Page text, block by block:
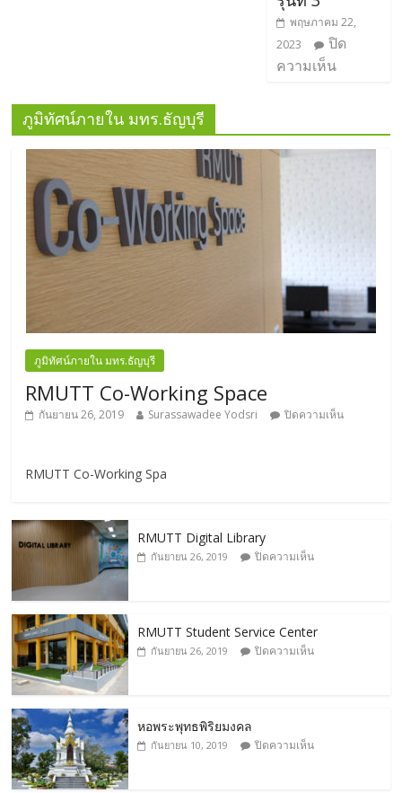
พฤษภาคม 22,
2023
ปิด
ความเห็น
ภูมิทัศน์ภายใน มทร.ธัญบุรี
ภูมิทัศน์ภายใน มทร.ธัญบุรี
RMUTT Co-Working Space
กันยายน 26, 2019 Surassawadee Yodsri ปิดความเห็น
RMUTT Co-Working Spa
RMUTT Digital Library
กันยายน 26, 2019 ปิดความเห็น
RMUTT Student Service Center
กันยายน 26, 2019 ปิดความเห็น
หอพระพุทธพิริยมงคล
กันยายน 10, 2019 ปิดความเห็น